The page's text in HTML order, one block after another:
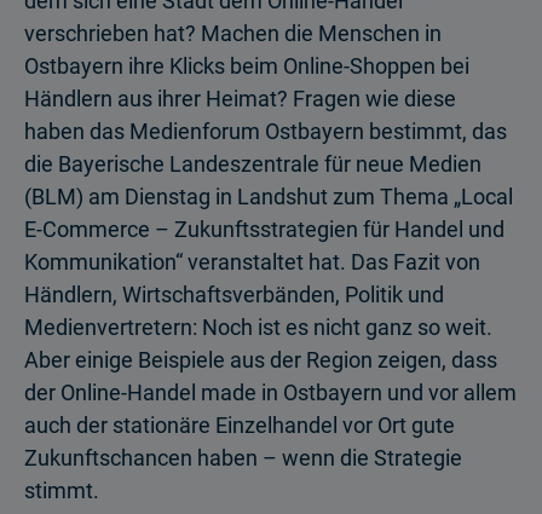
verschrieben hat? Machen die Menschen in
Ostbayern ihre Klicks beim Online-Shoppen bei
Händlern aus ihrer Heimat? Fragen wie diese
haben das Medienforum Ostbayern bestimmt, das
die Bayerische Landeszentrale für neue Medien
(BLM) am Dienstag in Landshut zum Thema „Local
E-Commerce – Zukunftsstrategien für Handel und
Kommunikation“ veranstaltet hat. Das Fazit von
Händlern, Wirtschaftsverbänden, Politik und
Medienvertretern: Noch ist es nicht ganz so weit.
Aber einige Beispiele aus der Region zeigen, dass
der Online-Handel made in Ostbayern und vor allem
auch der stationäre Einzelhandel vor Ort gute
Zukunftschancen haben – wenn die Strategie
stimmt.